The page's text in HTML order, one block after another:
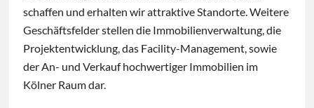
schaffen und erhalten wir attraktive Standorte. Weitere
Geschäftsfelder stellen die Immobilienverwaltung, die
Projektentwicklung, das Facility-Management, sowie
der An- und Verkauf hochwertiger Immobilien im
Kölner Raum dar.